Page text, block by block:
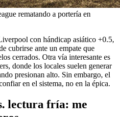
rematando a portería en
con hándicap asiático +0.5,
cubrirse ante un empate que
cerrados. Otra vía interesante es
donde los locales suelen generar
presionan alto. Sin embargo, el
en el sistema, no en la épica.
lectura fría: me